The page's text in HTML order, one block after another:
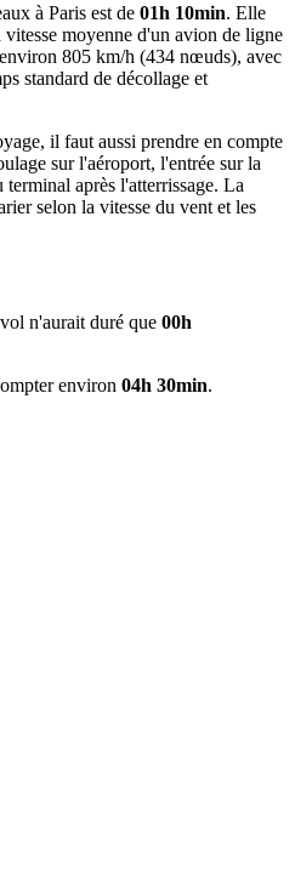
à Paris est de 01h 10min. Elle
vitesse moyenne d'un avion de ligne
805 km/h (434 nœuds), avec
standard de décollage et
il faut aussi prendre en compte
sur l'aéroport, l'entrée sur la
après l'atterrissage. La
selon la vitesse du vent et les
n'aurait duré que 00h
environ 04h 30min.